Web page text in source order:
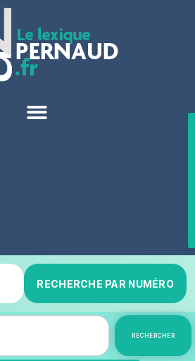
RECHERCHE PAR NUMÉRO
RECHERCHER